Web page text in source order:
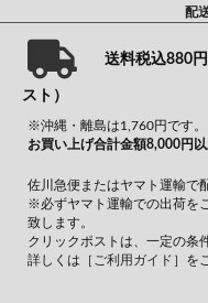
配
送料税込880
スト）
※沖縄・離島は1,760円です。
お買い上げ合計金額8,000円
佐川急便またはヤマト運輸で
※必ずヤマト運輸での出荷を
致します。
クリックポストは、一定の条
詳しくは ［ご利用ガイド］ を